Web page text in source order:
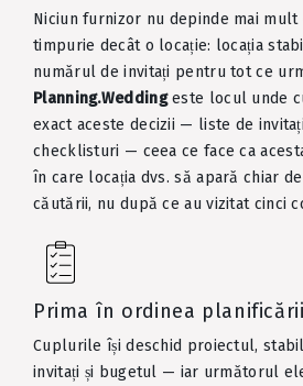
Niciun furnizor nu depinde mai
timpurie decât o locație: locația
numărul de invitați pentru tot ce
Planning.Weddingeste locul unde
exact aceste decizii — liste de
checklisturi — ceea ce face ca
în care locația dvs. să apară chiar
căutării, nu după ce au vizitat cinci
Prima în ordinea planificării
Cuplurile își deschid proiectul,
invitați și bugetul — iar următorul